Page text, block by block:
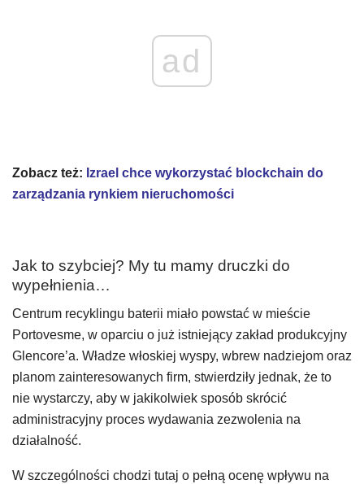
ad
Zobacz też: Izrael chce wykorzystać blockchain do
zarządzania rynkiem nieruchomości
Jak to szybciej? My tu mamy druczki do
wypełnienia…
Centrum recyklingu baterii miało powstać w mieście
Portovesme, w oparciu o już istniejący zakład produkcyjny
Glencore’a. Władze włoskiej wyspy, wbrew nadziejom oraz
planom zainteresowanych firm, stwierdziły jednak, że to
nie wystarczy, aby w jakikolwiek sposób skrócić
administracyjny proces wydawania zezwolenia na
działalność.
W szczególności chodzi tutaj o pełną ocenę wpływu na